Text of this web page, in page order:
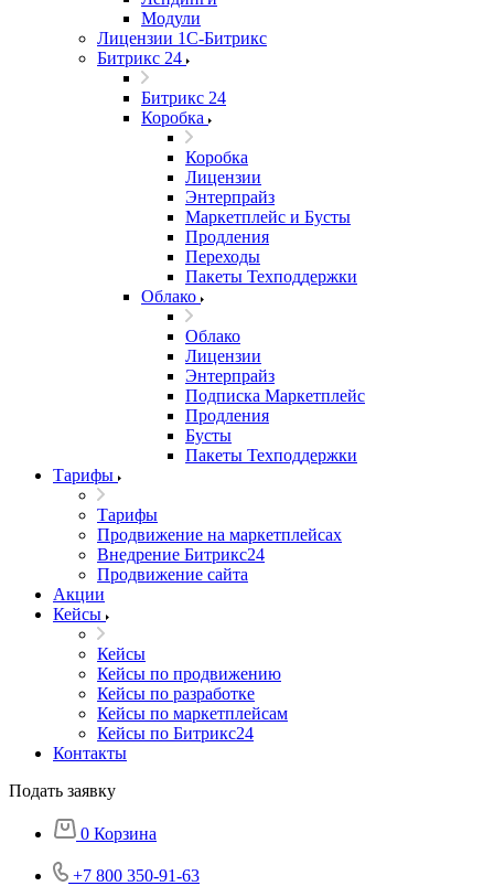
Модули
Лицензии 1С-Битрикс
Битрикс 24
Битрикс 24
Коробка
Коробка
Лицензии
Энтерпрайз
Маркетплейс и Бусты
Продления
Переходы
Пакеты Техподдержки
Облако
Облако
Лицензии
Энтерпрайз
Подписка Маркетплейс
Продления
Бусты
Пакеты Техподдержки
Тарифы
Тарифы
Продвижение на маркетплейсах
Внедрение Битрикс24
Продвижение сайта
Акции
Кейсы
Кейсы
Кейсы по продвижению
Кейсы по разработке
Кейсы по маркетплейсам
Кейсы по Битрикс24
Контакты
Подать заявку
0 Корзина
+7 800 350-91-63